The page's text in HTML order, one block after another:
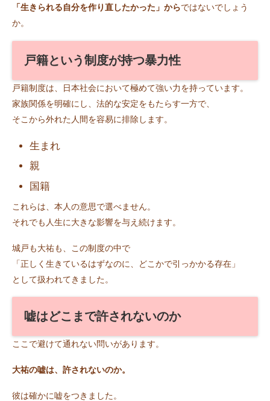
「生きられる自分を作り直したかった」からではないでしょう
か。
戸籍という制度が持つ暴力性
戸籍制度は、日本社会において極めて強い力を持っています。
家族関係を明確にし、法的な安定をもたらす一方で、
そこから外れた人間を容易に排除します。
生まれ
親
国籍
これらは、本人の意思で選べません。
それでも人生に大きな影響を与え続けます。
城戸も大祐も、この制度の中で
「正しく生きているはずなのに、どこかで引っかかる存在」
として扱われてきました。
嘘はどこまで許されないのか
ここで避けて通れない問いがあります。
大祐の嘘は、許されないのか。
彼は確かに嘘をつきました。